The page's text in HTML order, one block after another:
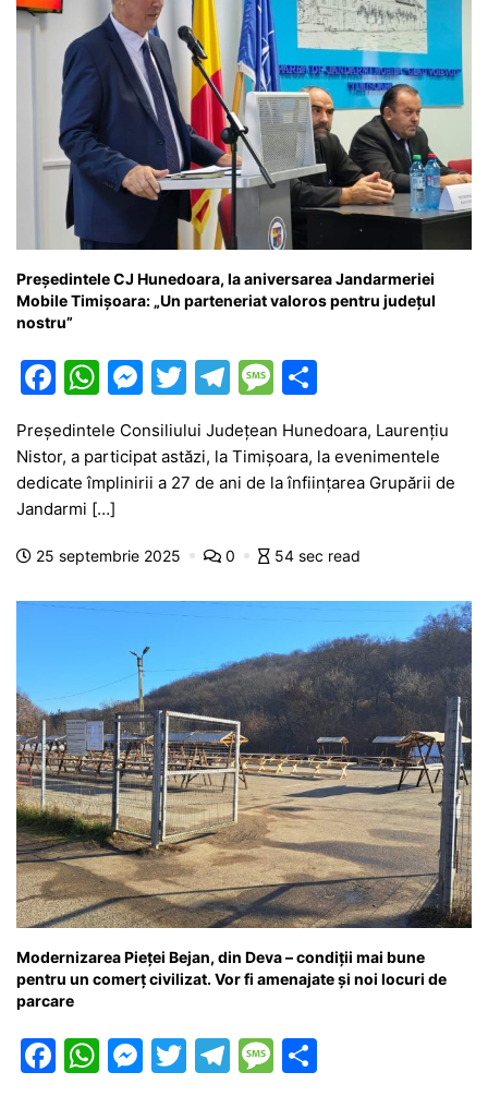
Președintele CJ Hunedoara, la aniversarea Jandarmeriei
Mobile Timișoara: „Un parteneriat valoros pentru județul
nostru”
F
c
e
b
o
k
W
at
s
A
p
M
s
s
n
T
itt
er
T
e
gr
m
M
s
s
g
ta
je
z
Președintele Consiliului Județean Hunedoara, Laurențiu
Nistor, a participat astăzi, la Timișoara, la evenimentele
dedicate împlinirii a 27 de ani de la înființarea Grupării de
Jandarmi […]
25 septembrie 2025 0 54 sec read
Modernizarea Pieței Bejan, din Deva – condiții mai bune
pentru un comerț civilizat. Vor fi amenajate și noi locuri de
parcare
F
W M T
T
M